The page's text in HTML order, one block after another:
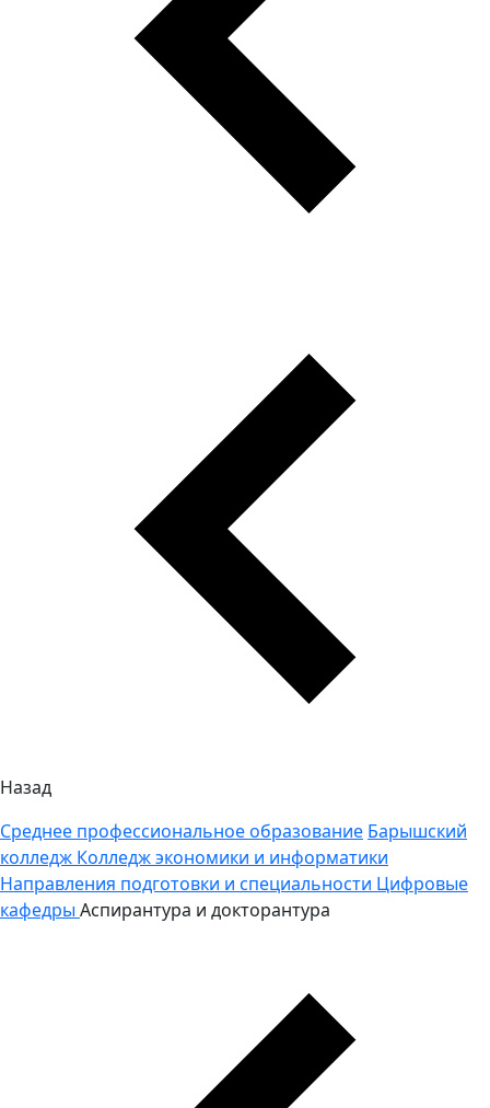
Назад
Среднее профессиональное образование Барышский
колледж Колледж экономики и информатики
Направления подготовки и специальности Цифровые
кафедры Аспирантура и докторантура